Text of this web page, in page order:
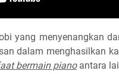
yang menyenangkan
dalam menghasilkan
bermain pianoantara